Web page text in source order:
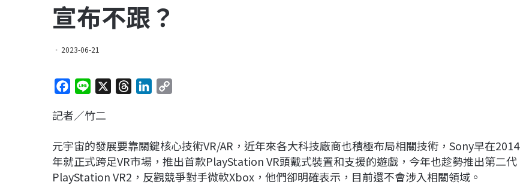
宣布不跟？
2023-06-21
c
b
o
o
n
a
d
e
d
I
L
i
n
記者／竹二
元宇宙的發展要靠關鍵核心技術VR/AR，近年來各大科技廠商也積極布局相關技術，Sony早在2014
年就正式跨足VR市場，推出首款PlayStation VR頭戴式裝置和支援的遊戲，今年也趁勢推出第二代
PlayStation VR2，反觀競爭對手微軟Xbox，他們卻明確表示，目前還不會涉入相關領域。